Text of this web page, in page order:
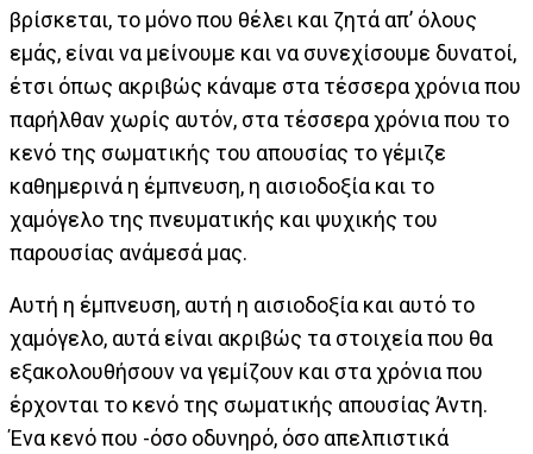
βρίσκεται, το μόνο που θέλει και ζητά απ’ όλους
εμάς, είναι να μείνουμε και να συνεχίσουμε δυνατοί,
έτσι όπως ακριβώς κάναμε στα τέσσερα χρόνια που
παρήλθαν χωρίς αυτόν, στα τέσσερα χρόνια που το
κενό της σωματικής του απουσίας το γέμιζε
καθημερινά η έμπνευση, η αισιοδοξία και το
χαμόγελο της πνευματικής και ψυχικής του
παρουσίας ανάμεσά μας.
Αυτή η έμπνευση, αυτή η αισιοδοξία και αυτό το
χαμόγελο, αυτά είναι ακριβώς τα στοιχεία που θα
εξακολουθήσουν να γεμίζουν και στα χρόνια που
έρχονται το κενό της σωματικής απουσίας Άντη.
Ένα κενό που -όσο οδυνηρό, όσο απελπιστικά